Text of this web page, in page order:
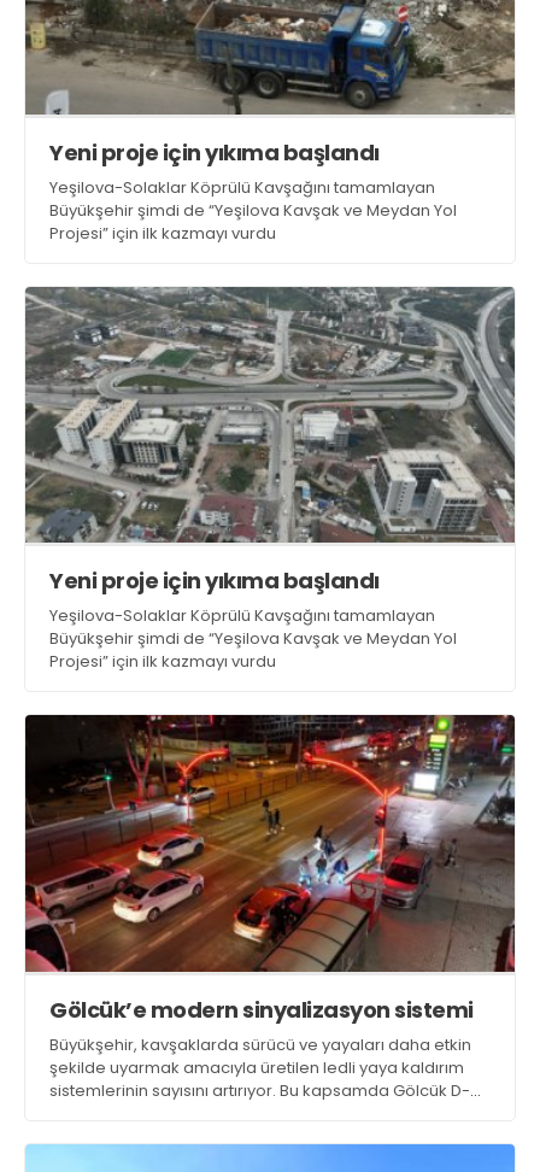
Yeni proje için yıkıma başlandı
Yeşilova-Solaklar Köprülü Kavşağını tamamlayan
Büyükşehir şimdi de “Yeşilova Kavşak ve Meydan Yol
Projesi” için ilk kazmayı vurdu
Yeni proje için yıkıma başlandı
Yeşilova-Solaklar Köprülü Kavşağını tamamlayan
Büyükşehir şimdi de “Yeşilova Kavşak ve Meydan Yol
Projesi” için ilk kazmayı vurdu
Gölcük’e modern sinyalizasyon sistemi
Büyükşehir, kavşaklarda sürücü ve yayaları daha etkin
şekilde uyarmak amacıyla üretilen ledli yaya kaldırım
sistemlerinin sayısını artırıyor. Bu kapsamda Gölcük D-